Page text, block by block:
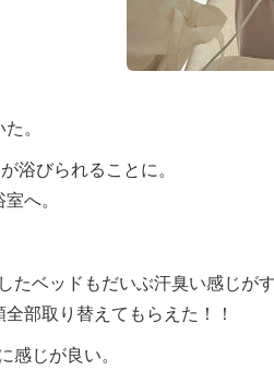
。
浴びられることに。
へ。
たベッドもだいぶ汗臭い感じ
部取り替えてもらえた！！
じが良い。